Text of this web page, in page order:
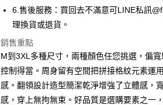
ATM付款
運送方式
全家取貨付款
每筆NT$80，滿NT$1,000(含以上)免運費
6.售後服務：買回去不滿意可LINE私訊
理換貨或退貨。
銷售重點
M到3XL多種尺寸，兩種顏色任您挑選，偏
控制得當。周身留有空間把拼接格紋元素運
感。翻領設計造型簡潔乾淨增強了立體感，
感，穿上無拘無束。好品質是選購要素之一